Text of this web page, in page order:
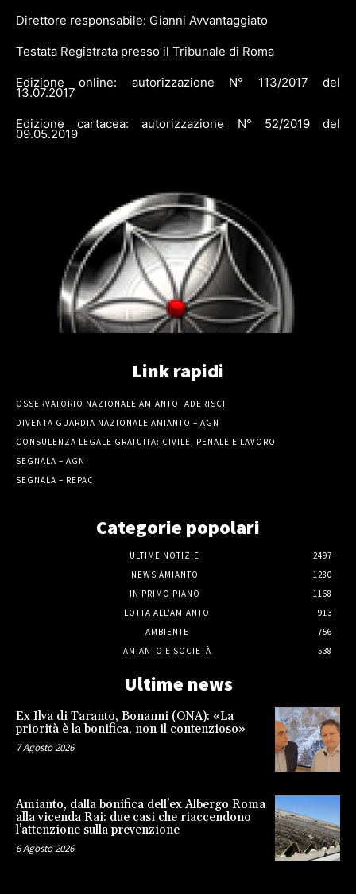
Direttore responsabile: Gianni Avvantaggiato
Testata Registrata presso il Tribunale di Roma
Edizione online: autorizzazione N° 113/2017 del
13.07.2017
Edizione cartacea: autorizzazione N° 52/2019 del
09.05.2019
Link rapidi
OSSERVATORIO NAZIONALE AMIANTO: ADERISCI
DIVENTA GUARDIA NAZIONALE AMIANTO – AGN
CONSULENZA LEGALE GRATUITA: CIVILE, PENALE E LAVORO
SEGNALA – AGN
SEGNALA – REPAC
Categorie popolari
ULTIME NOTIZIE
2497
NEWS AMIANTO
1280
IN PRIMO PIANO
1168
LOTTA ALL'AMIANTO
913
AMBIENTE
756
AMIANTO E SOCIETÀ
538
Ultime news
Ex Ilva di Taranto, Bonanni (ONA): «La
priorità è la bonifica, non il contenzioso»
7 Agosto 2026
Amianto, dalla bonifica dell’ex Albergo Roma
alla vicenda Rai: due casi che riaccendono
l’attenzione sulla prevenzione
6 Agosto 2026